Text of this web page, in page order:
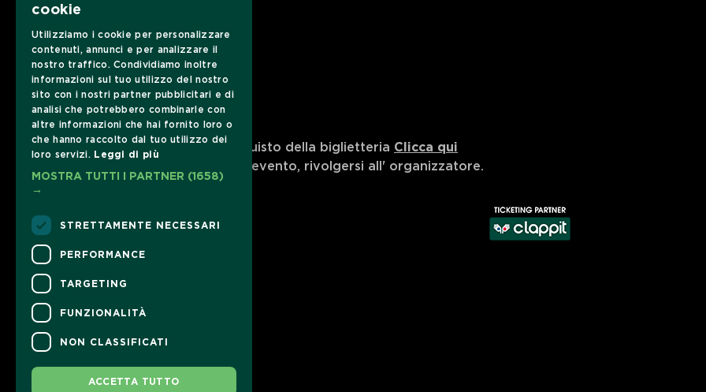
CONTATTI
Per informazioni e supporto all'acquisto della biglietteria Clicca qui
Per informazioni sul programma e l'evento, rivolgersi all' organizzatore.
Dichiarazione di accessibilità
cookie
Utilizziamo i cookie per personalizzare
contenuti, annunci e per analizzare il
nostro traffico. Condividiamo inoltre
informazioni sul tuo utilizzo del nostro
sito con i nostri partner pubblicitari e di
analisi che potrebbero combinarle con
altre informazioni che hai fornito loro o
che hanno raccolto dal tuo utilizzo dei
loro servizi. Leggi di più
MOSTRA TUTTI I PARTNER (1658)
→
STRETTAMENTE NECESSARI
PERFORMANCE
TARGETING
FUNZIONALITÀ
NON CLASSIFICATI
ACCETTA TUTTO